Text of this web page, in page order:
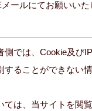
ールにてお願いいた
側では、Cookie及び
することができない
ては、当サイトを閲